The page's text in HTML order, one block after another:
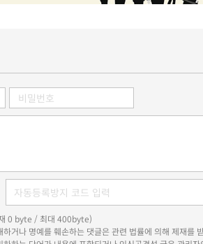
0 byte / 최대 400byte)
거나 명예를 훼손하는 댓글은 관련 법률에 의해 제재를